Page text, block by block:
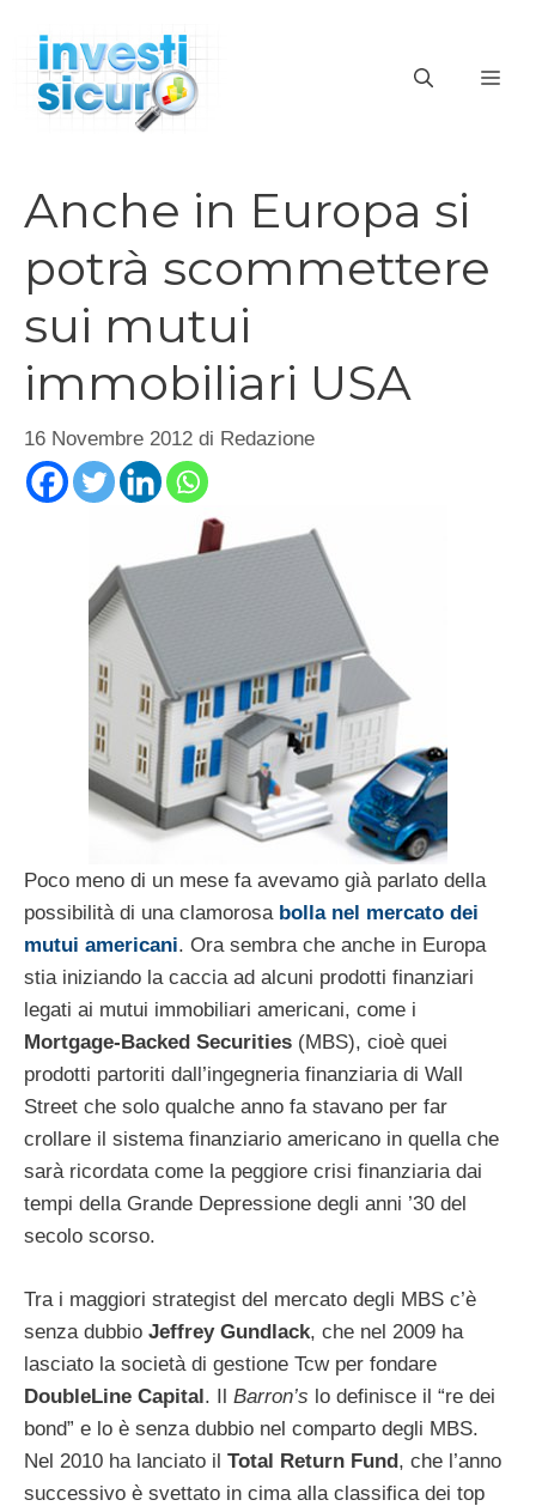
contenuto
Anche in Europa si
potrà scommettere
sui mutui
immobiliari USA
16 Novembre 2012 di Redazione
Poco meno di un mese fa avevamo già parlato della
possibilità di una clamorosa bolla nel mercato dei
mutui americani. Ora sembra che anche in Europa
stia iniziando la caccia ad alcuni prodotti finanziari
legati ai mutui immobiliari americani, come i
Mortgage-Backed Securities (MBS), cioè quei
prodotti partoriti dall’ingegneria finanziaria di Wall
Street che solo qualche anno fa stavano per far
crollare il sistema finanziario americano in quella che
sarà ricordata come la peggiore crisi finanziaria dai
tempi della Grande Depressione degli anni ’30 del
secolo scorso.
Tra i maggiori strategist del mercato degli MBS c’è
senza dubbio Jeffrey Gundlack, che nel 2009 ha
lasciato la società di gestione Tcw per fondare
DoubleLine Capital. Il Barron’s lo definisce il “re dei
bond” e lo è senza dubbio nel comparto degli MBS.
Nel 2010 ha lanciato il Total Return Fund, che l’anno
successivo è svettato in cima alla classifica dei top